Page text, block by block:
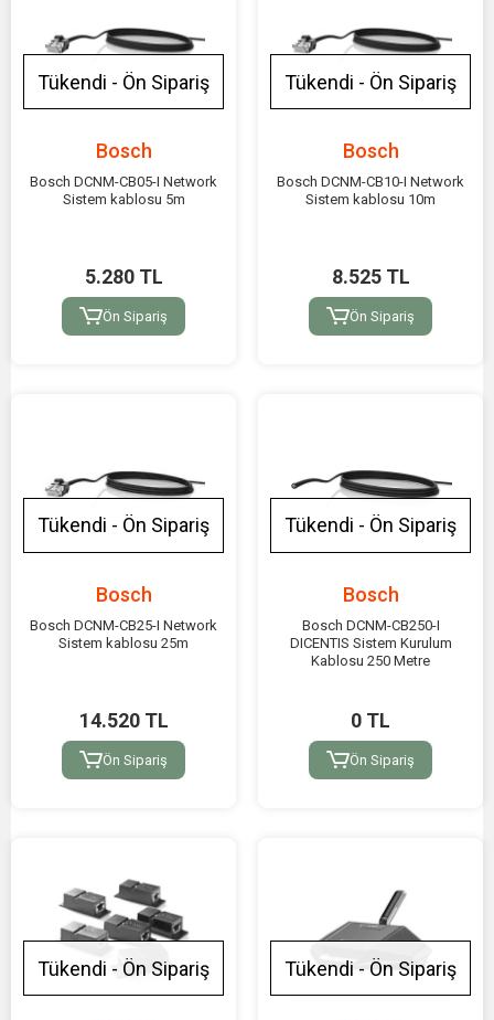
Tükendi - Ön Sipariş
Bosch
Bosch DCNM-CB05-I Network
Sistem kablosu 5m
5.280 TL
Ön Sipariş
Tükendi - Ön Sipariş
Bosch
Bosch DCNM-CB10-I Network
Sistem kablosu 10m
8.525 TL
Ön Sipariş
Tükendi - Ön Sipariş
Bosch
Bosch DCNM-CB25-I Network
Sistem kablosu 25m
14.520 TL
Ön Sipariş
Tükendi - Ön Sipariş
Bosch
Bosch DCNM-CB250-I
DICENTIS Sistem Kurulum
Kablosu 250 Metre
0 TL
Ön Sipariş
Tükendi - Ön Sipariş Tükendi - Ön Sipariş